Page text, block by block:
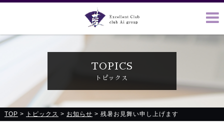
クラブ藍(あい)、クラブ恋(れん)、ルミナス、浪漫館で皆様の
お越しをお待ちしております
TOPICS
トピックス
TOP > トピックス > お知らせ > 残暑お見舞い申し上げます